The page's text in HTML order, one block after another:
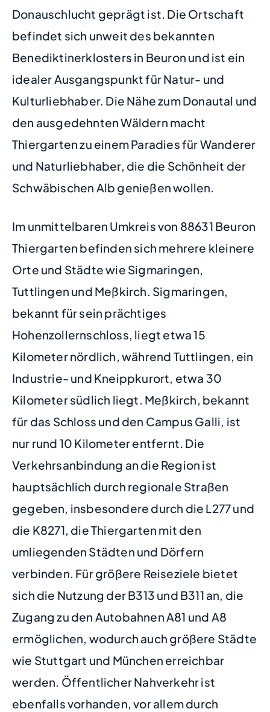
Donauschlucht geprägt ist. Die Ortschaft
befindet sich unweit des bekannten
Benediktinerklosters in Beuron und ist ein
idealer Ausgangspunkt für Natur- und
Kulturliebhaber. Die Nähe zum Donautal und
den ausgedehnten Wäldern macht
Thiergarten zu einem Paradies für Wanderer
und Naturliebhaber, die die Schönheit der
Schwäbischen Alb genießen wollen.
Im unmittelbaren Umkreis von 88631 Beuron
Thiergarten befinden sich mehrere kleinere
Orte und Städte wie Sigmaringen,
Tuttlingen und Meßkirch. Sigmaringen,
bekannt für sein prächtiges
Hohenzollernschloss, liegt etwa 15
Kilometer nördlich, während Tuttlingen, ein
Industrie- und Kneippkurort, etwa 30
Kilometer südlich liegt. Meßkirch, bekannt
für das Schloss und den Campus Galli, ist
nur rund 10 Kilometer entfernt. Die
Verkehrsanbindung an die Region ist
hauptsächlich durch regionale Straßen
gegeben, insbesondere durch die L277 und
die K8271, die Thiergarten mit den
umliegenden Städten und Dörfern
verbinden. Für größere Reiseziele bietet
sich die Nutzung der B313 und B311 an, die
Zugang zu den Autobahnen A81 und A8
ermöglichen, wodurch auch größere Städte
wie Stuttgart und München erreichbar
werden. Öffentlicher Nahverkehr ist
ebenfalls vorhanden, vor allem durch